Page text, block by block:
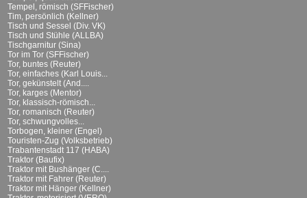
Tempel, römisch (SFFischer)
Tim, persönlich (Kellner)
Tisch und Sessel (Div. VK)
Tisch und Stühle (ALLBA)
Tischgarnitur (Sina)
Tor im Tor (SFFischer)
Tor, buntes (Reuter)
Tor, einfaches (Karl Louis...
Tor, gekünstelt (And....
Tor, karges (Mentor)
Tor, klassisch-römisch...
Tor, romanisch (Reuter)
Tor, schwungvolles...
Torbogen, kleiner (Engel)
Touristen-Zug (Volksbetrieb)
Trabantenstadt 117 (HABA)
Traktor (Baufix)
Traktor mit Bushänger (C....
Traktor mit Fahrer (Reuter)
Traktor mit Hänger (Kellner)